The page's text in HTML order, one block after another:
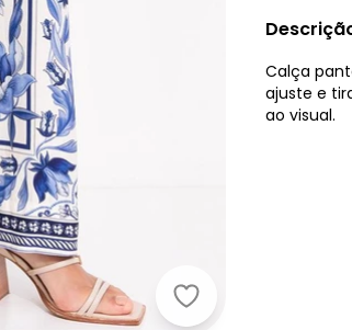
Farm - Calça
Calça
ajuste e
ao visual.